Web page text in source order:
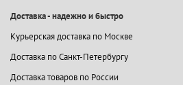
Доставка - надежно и быстро
Курьерская доставка по Москве
Доставка по Санкт-Петербургу
Доставка товаров по России